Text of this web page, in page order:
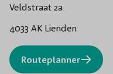
Veldstraat 2a
4033 AK Lienden
Routeplanner